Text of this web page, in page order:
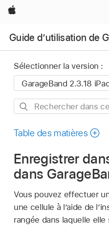
Apple
Guide d’utilisation de
Sélectionner la version :
Rechercher
ce
Table des matières
Enregistrer
dans
Vous pouvez effectuer
une cellule à l’aide de
rangée dans laquelle elle